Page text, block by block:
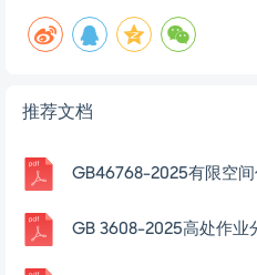
推荐文档
GB46768-2025有限空
GB 3608-2025高处作业